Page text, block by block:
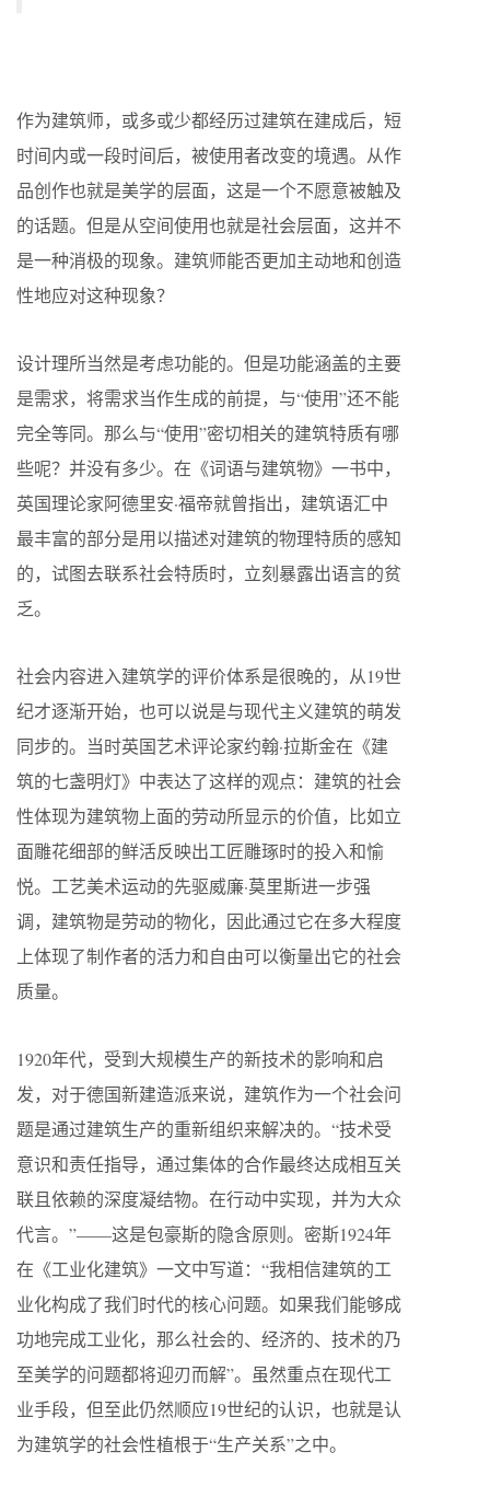
作为建筑师，或多或少都经历过建筑在建成后，短
时间内或一段时间后，被使用者改变的境遇。从作
品创作也就是美学的层面，这是一个不愿意被触及
的话题。但是从空间使用也就是社会层面，这并不
是一种消极的现象。建筑师能否更加主动地和创造
性地应对这种现象？
设计理所当然是考虑功能的。但是功能涵盖的主要
是需求，将需求当作生成的前提，与“使用”还不能
完全等同。那么与“使用”密切相关的建筑特质有哪
些呢？并没有多少。在《词语与建筑物》一书中，
英国理论家阿德里安·福帝就曾指出，建筑语汇中
最丰富的部分是用以描述对建筑的物理特质的感知
的，试图去联系社会特质时，立刻暴露出语言的贫
乏。
社会内容进入建筑学的评价体系是很晚的，从19世
纪才逐渐开始，也可以说是与现代主义建筑的萌发
同步的。当时英国艺术评论家约翰·拉斯金在《建
筑的七盏明灯》中表达了这样的观点：建筑的社会
性体现为建筑物上面的劳动所显示的价值，比如立
面雕花细部的鲜活反映出工匠雕琢时的投入和愉
悦。工艺美术运动的先驱威廉·莫里斯进一步强
调，建筑物是劳动的物化，因此通过它在多大程度
上体现了制作者的活力和自由可以衡量出它的社会
质量。
1920年代，受到大规模生产的新技术的影响和启
发，对于德国新建造派来说，建筑作为一个社会问
题是通过建筑生产的重新组织来解决的。“技术受
意识和责任指导，通过集体的合作最终达成相互关
联且依赖的深度凝结物。在行动中实现，并为大众
代言。”——这是包豪斯的隐含原则。密斯1924年
在《工业化建筑》一文中写道：“我相信建筑的工
业化构成了我们时代的核心问题。如果我们能够成
功地完成工业化，那么社会的、经济的、技术的乃
至美学的问题都将迎刃而解”。虽然重点在现代工
业手段，但至此仍然顺应19世纪的认识，也就是认
为建筑学的社会性植根于“生产关系”之中。